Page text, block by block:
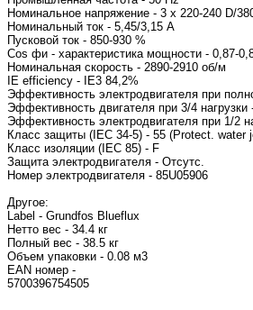
Номинальное напряжение - 3 x 220-240
Номинальный ток - 5,45/
Пусковой ток - 850-930 %
Cos фи - характеристика
Номинальная скорость - 2890-2910
IE efficiency - IE3
Эффективность электродвигателя при
Эффективность двигателя при 3/4 нагрузки
Эффективность электродвигателя при 1/2
Класс защиты (IEC 34-5) - 55 (Protect. water
Класс изоляции (IEC 85) - F
Защита электродвигателя - Отсутс.
Номер электродвигателя
Другое:
Label - Grundfos Blueflux
Нетто вес - 34.4 кг
Полный вес - 38.5 кг
Объем упаковки - 0.08 м3
EAN номер -